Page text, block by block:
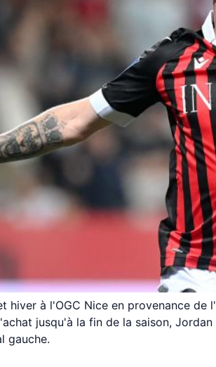
hiver à l'OGC Nice en provenance
jusqu'à la fin de la saison,
gauche.